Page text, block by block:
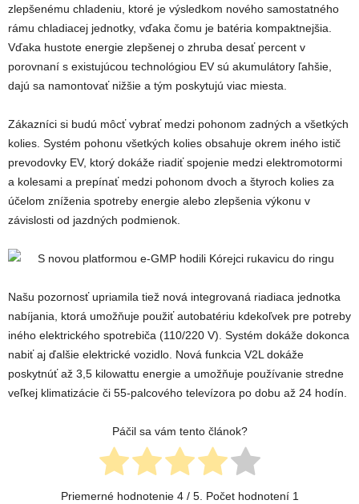
zlepšenému chladeniu, ktoré je výsledkom nového samostatného
rámu chladiacej jednotky, vďaka čomu je batéria kompaktnejšia.
Vďaka hustote energie zlepšenej o zhruba desať percent v
porovnaní s existujúcou technológiou EV sú akumulátory ľahšie,
dajú sa namontovať nižšie a tým poskytujú viac miesta.
Zákazníci si budú môcť vybrať medzi pohonom zadných a všetkých
kolies. Systém pohonu všetkých kolies obsahuje okrem iného istič
prevodovky EV, ktorý dokáže riadiť spojenie medzi elektromotormi
a kolesami a prepínať medzi pohonom dvoch a štyroch kolies za
účelom zníženia spotreby energie alebo zlepšenia výkonu v
závislosti od jazdných podmienok.
Našu pozornosť upriamila tiež nová integrovaná riadiaca jednotka
nabíjania, ktorá umožňuje použiť autobatériu kdekoľvek pre potreby
iného elektrického spotrebiča (110/220 V). Systém dokáže dokonca
nabiť aj ďalšie elektrické vozidlo. Nová funkcia V2L dokáže
poskytnúť až 3,5 kilowattu energie a umožňuje používanie stredne
veľkej klimatizácie či 55-palcového televízora po dobu až 24 hodín.
Páčil sa vám tento článok?
Priemerné hodnotenie 4/ 5. Počet hodnotení 1